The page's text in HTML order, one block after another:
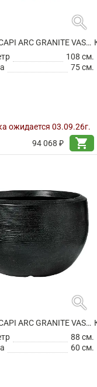
search
КАШПО CAPI ARC GRANITE VASE BALL ANTHRACITE
108 см.
75 см.
ожидается 03.09.26г.
94 068 ₽
shopping_cart
search
КАШПО CAPI ARC GRANITE VASE BALL BLACK
88 см.
60 см.